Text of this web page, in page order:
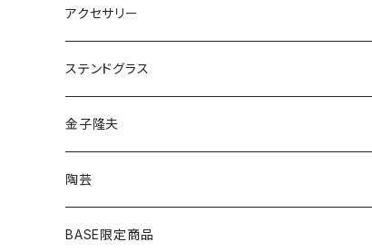
ペンダント
ゴールド
シルバー
ピアス
ゴールド
シルバー
アクセサリー
ネックレス
ピアス
イヤリング
ヘアゴム
ステンドグラス
アクセサリー
イヤリング
ピアス
雑貨・小物
金子隆夫
陶芸
BASE限定商品